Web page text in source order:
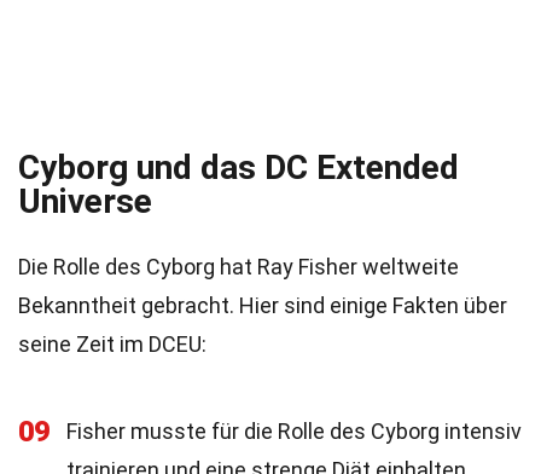
Cyborg und das DC Extended
Universe
Die Rolle des Cyborg hat Ray Fisher weltweite
Bekanntheit gebracht. Hier sind einige Fakten über
seine Zeit im DCEU:
09
Fisher musste für die Rolle des Cyborg intensiv